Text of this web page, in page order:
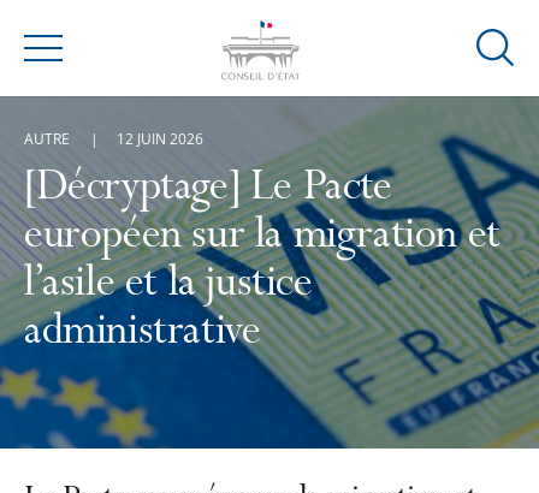
Menu
Ouvrir
de
[Décryptage] Le Pacte
européen sur la migration et
l’asile et la justice
administrative
AUTRE 12 JUIN 2026